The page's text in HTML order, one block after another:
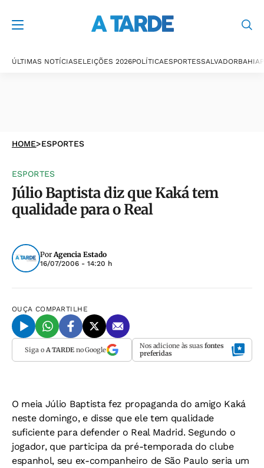
ÚLTIMAS NOTÍCIASELEIÇÕES 2026POLÍTICAESPORTESSALVADORBAHIA
HOME>ESPORTES
ESPORTES
Júlio Baptista diz que Kaká tem
qualidade para o Real
PorAgencia Estado
16/07/2006 - 14:20 h
OUÇA COMPARTILHE
Siga o A TARDEno Google Nos adicione às suas fontes
preferidas
O meia Júlio Baptista fez propaganda do amigo Kaká
neste domingo, e disse que ele tem qualidade
suficiente para defender o Real Madrid. Segundo o
jogador, que participa da pré-temporada do clube
espanhol, seu ex-companheiro de São Paulo seria um